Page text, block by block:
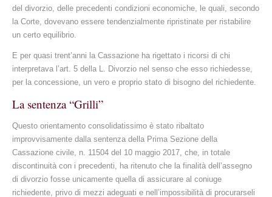
del divorzio, delle precedenti condizioni economiche, le quali, secondo
la Corte, dovevano essere tendenzialmente ripristinate per ristabilire
un certo equilibrio.
E per quasi trent’anni la Cassazione ha rigettato i ricorsi di chi
interpretava l’art. 5 della L. Divorzio nel senso che esso richiedesse,
per la concessione, un vero e proprio stato di bisogno del richiedente.
La sentenza “Grilli”
Questo orientamento consolidatissimo è stato ribaltato
improvvisamente dalla sentenza della Prima Sezione della
Cassazione civile, n. 11504 del 10 maggio 2017, che, in totale
discontinuità con i precedenti, ha ritenuto che la finalità dell’assegno
di divorzio fosse unicamente quella di assicurare al coniuge
richiedente, privo di mezzi adeguati e nell’impossibilità di procurarseli